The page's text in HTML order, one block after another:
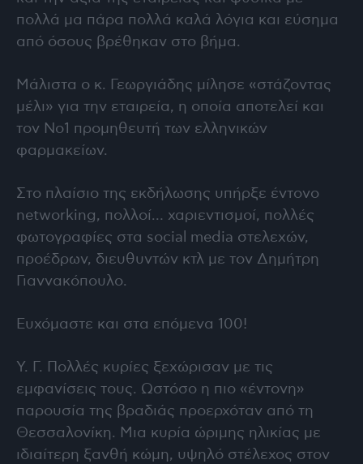
πολλά μα πάρα πολλά καλά λόγια και εύσημα
από όσους βρέθηκαν στο βήμα.
Μάλιστα ο κ. Γεωργιάδης μίλησε «στάζοντας
μέλι» για την εταιρεία, η οποία αποτελεί και
τον Νο1 προμηθευτή των ελληνικών
φαρμακείων.
Στο πλαίσιο της εκδήλωσης υπήρξε έντονο
networking, πολλοί… χαριεντισμοί, πολλές
φωτογραφίες στα social media στελεχών,
προέδρων, διευθυντών κτλ με τον Δημήτρη
Γιαννακόπουλο.
Ευχόμαστε και στα επόμενα 100!
Υ. Γ. Πολλές κυρίες ξεχώρισαν με τις
εμφανίσεις τους. Ωστόσο η πιο «έντονη»
παρουσία της βραδιάς προερχόταν από τη
Θεσσαλονίκη. Μια κυρία ώριμης ηλικίας με
ιδιαίτερη ξανθή κώμη, υψηλό στέλεχος στον